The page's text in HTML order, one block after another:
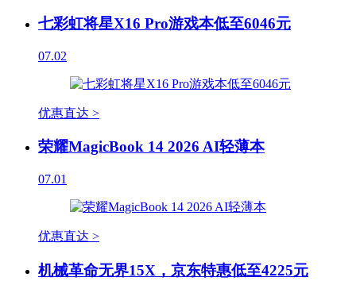
七彩虹将星X16 Pro游戏本低至6046元
07.02
优惠直达 >
荣耀MagicBook 14 2026 AI轻薄本
07.01
优惠直达 >
机械革命无界15X，京东特惠低至4225元